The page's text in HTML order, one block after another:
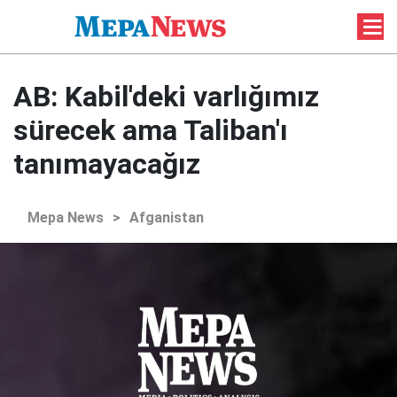
AB: Kabil'deki varlığımız
sürecek ama Taliban'ı
tanımayacağız
Mepa News > Afganistan